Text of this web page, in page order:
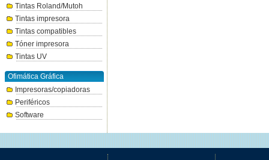
Tintas Roland/Mutoh
Tintas impresora
Tintas compatibles
Tóner impresora
Tintas UV
Ofimática Gráfica
Impresoras/copiadoras
Periféricos
Software